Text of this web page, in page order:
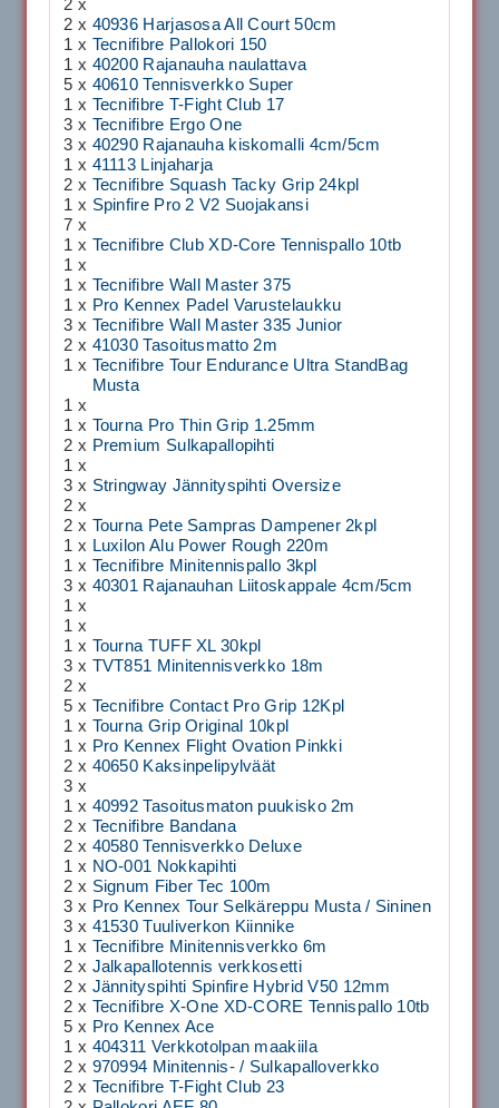
2 x
2 x 40936 Harjasosa All Court 50cm
1 x Tecnifibre Pallokori 150
1 x 40200 Rajanauha naulattava
5 x 40610 Tennisverkko Super
1 x Tecnifibre T-Fight Club 17
3 x Tecnifibre Ergo One
3 x 40290 Rajanauha kiskomalli 4cm/5cm
1 x 41113 Linjaharja
2 x Tecnifibre Squash Tacky Grip 24kpl
1 x Spinfire Pro 2 V2 Suojakansi
7 x
1 x Tecnifibre Club XD-Core Tennispallo 10tb
1 x
1 x Tecnifibre Wall Master 375
1 x Pro Kennex Padel Varustelaukku
3 x Tecnifibre Wall Master 335 Junior
2 x 41030 Tasoitusmatto 2m
1 x Tecnifibre Tour Endurance Ultra StandBag
Musta
1 x
1 x Tourna Pro Thin Grip 1.25mm
2 x Premium Sulkapallopihti
1 x
3 x Stringway Jännityspihti Oversize
2 x
2 x Tourna Pete Sampras Dampener 2kpl
1 x Luxilon Alu Power Rough 220m
1 x Tecnifibre Minitennispallo 3kpl
3 x 40301 Rajanauhan Liitoskappale 4cm/5cm
1 x
1 x
1 x Tourna TUFF XL 30kpl
3 x TVT851 Minitennisverkko 18m
2 x
5 x Tecnifibre Contact Pro Grip 12Kpl
1 x Tourna Grip Original 10kpl
1 x Pro Kennex Flight Ovation Pinkki
2 x 40650 Kaksinpelipylväät
3 x
1 x 40992 Tasoitusmaton puukisko 2m
2 x Tecnifibre Bandana
2 x 40580 Tennisverkko Deluxe
1 x NO-001 Nokkapihti
2 x Signum Fiber Tec 100m
3 x Pro Kennex Tour Selkäreppu Musta / Sininen
3 x 41530 Tuuliverkon Kiinnike
1 x Tecnifibre Minitennisverkko 6m
2 x Jalkapallotennis verkkosetti
2 x Jännityspihti Spinfire Hybrid V50 12mm
2 x Tecnifibre X-One XD-CORE Tennispallo 10tb
5 x Pro Kennex Ace
1 x 404311 Verkkotolpan maakiila
2 x 970994 Minitennis- / Sulkapalloverkko
2 x Tecnifibre T-Fight Club 23